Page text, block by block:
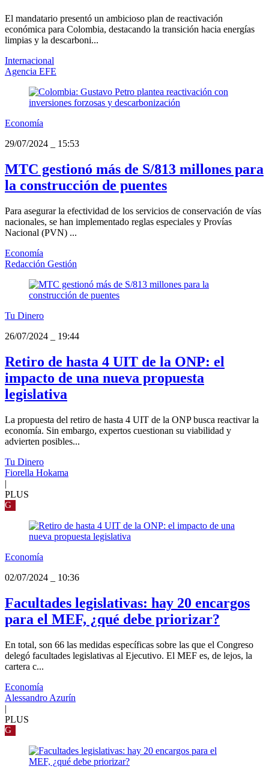
El mandatario presentó un ambicioso plan de reactivación
económica para Colombia, destacando la transición hacia energías
limpias y la descarboni...
Internacional
Agencia EFE
Economía
29/07/2024
15:53
MTC gestionó más de S/813 millones para
la construcción de puentes
Para asegurar la efectividad de los servicios de conservación de vías
nacionales, se han implementado reglas especiales y Provías
Nacional (PVN) ...
Economía
Redacción Gestión
Tu Dinero
26/07/2024
19:44
Retiro de hasta 4 UIT de la ONP: el
impacto de una nueva propuesta
legislativa
La propuesta del retiro de hasta 4 UIT de la ONP busca reactivar la
economía. Sin embargo, expertos cuestionan su viabilidad y
advierten posibles...
Tu Dinero
Fiorella Hokama
|
PLUS
G
Economía
02/07/2024
10:36
Facultades legislativas: hay 20 encargos
para el MEF, ¿qué debe priorizar?
En total, son 66 las medidas específicas sobre las que el Congreso
delegó facultades legislativas al Ejecutivo. El MEF es, de lejos, la
cartera c...
Economía
Alessandro Azurín
|
PLUS
G